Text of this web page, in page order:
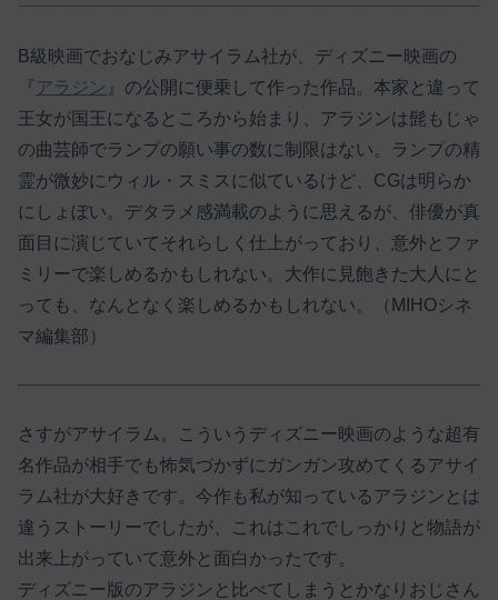
B級映画でおなじみアサイラム社が、ディズニー映画の
『 アラジン 』の公開に便乗して作った作品。本家と違って
王女が国王になるところから始まり、アラジンは髭もじゃ
の曲芸師でランプの願い事の数に制限はない。ランプの精
霊が微妙にウィル・スミスに似ているけど、CGは明らか
にしょぼい。デタラメ感満載のように思えるが、俳優が真
面目に演じていてそれらしく仕上がっており、意外とファ
ミリーで楽しめるかもしれない。大作に見飽きた大人にと
っても、なんとなく楽しめるかもしれない。（MIHOシネ
マ編集部）
さすがアサイラム。こういうディズニー映画のような超有
名作品が相手でも怖気づかずにガンガン攻めてくるアサイ
ラム社が大好きです。今作も私が知っているアラジンとは
違うストーリーでしたが、これはこれでしっかりと物語が
出来上がっていて意外と面白かったです。
ディズニー版のアラジンと比べてしまうとかなりおじさん